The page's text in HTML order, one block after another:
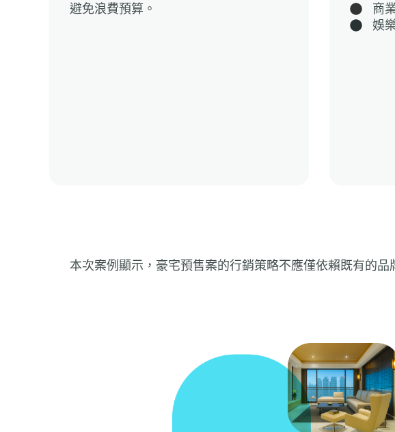
避免浪費預算。
商
娛
本次案例顯示，豪宅預售案的行銷策略不應僅依賴既有的